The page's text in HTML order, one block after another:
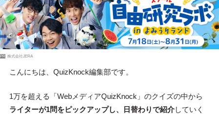
PR 株式会社JERA
こんにちは、QuizKnock編集部です。
1万を超える「WebメディアQuizKnock」のクイズの中から
ライターが1問をピックアップし、日替わりで紹介していく